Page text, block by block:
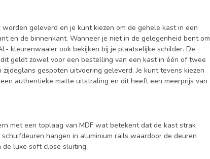
geleverd en je kunt kiezen om de gehele kast in een
en de binnenkant. Wanneer je niet in de gelegenheid bent om
kleurenwaaier ook bekijken bij je plaatselijke schilder. De
geldt zowel voor een bestelling van een kast in één of twee
gespoten uitvoering geleverd. Je kunt tevens kiezen
authentieke matte uitstraling en dit heeft een meerprijs van
met een toplaag van MDF wat betekent dat de kast strak
hangen in aluminium rails waardoor de deuren
luxe soft close sluiting.